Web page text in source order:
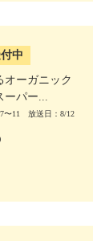
中
オーガニック
ーパー...
〜11 放送日：8/12